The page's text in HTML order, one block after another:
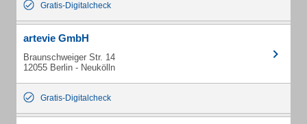
Gratis-Digitalcheck
artevie GmbH
Braunschweiger Str. 14
12055 Berlin - Neukölln
Gratis-Digitalcheck